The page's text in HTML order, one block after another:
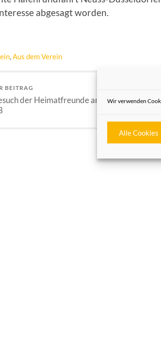
Wir verwenden
Alle Cookies
abgesagt worden.
,Aus dem Verein
BEITRAG
der Heimatfreunde am